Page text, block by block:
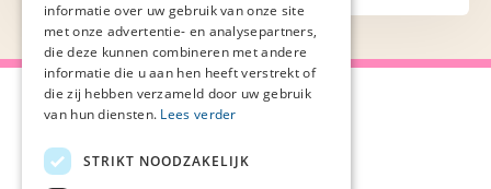
Over Palliaweb
Privacyverklaring
informatie over uw gebruik van onze site
met onze advertentie- en analysepartners,
die deze kunnen combineren met andere
informatie die u aan hen heeft verstrekt of
die zij hebben verzameld door uw gebruik
van hun diensten. Lees verder
STRIKT NOODZAKELIJK